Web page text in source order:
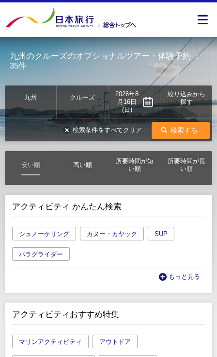
九州のクルーズのオプショナルツアー・体験予約 ：
35件
九州 クルーズ
2026年8
月16日
(日)
絞り込みから
探す
検索する
検索条件をすべてクリア
安い順 高い順
所要時間が短
い順
所要時間が長
い順
アクティビティ かんたん検索
シュノーケリング カヌー・カヤック SUP
パラグライダー
もっと見る
アクティビティおすすめ特集
マリンアクティビティ アウトドア